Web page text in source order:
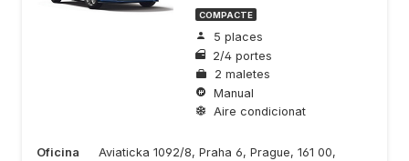
COMPACTE
5 places
2/4 portes
2 maletes
Manual
Aire condicionat
Oficina
Aviaticka 1092/8, Praha 6, Prague, 161 00,